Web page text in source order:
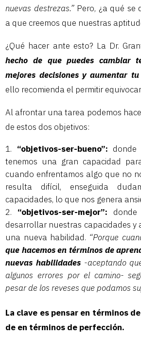
nuevas destrezas.” Pero, ¿a qué se
a que creemos que nuestras
¿Qué hacer ante esto? La Dr.
hecho de que puedes cambiar
mejores decisiones y aumentar
ello recomienda el permitir
Al afrontar una tarea podemos
de estos dos objetivos:
“objetivos-ser-bueno”: donde
tenemos una gran capacidad
cuando enfrentamos algo que no
resulta difícil, enseguida
capacidades, lo que nos genera
“objetivos-ser-mejor”:
desarrollar nuestras capacidades y
una nueva habilidad. “Porque
que hacemos en términos de
nuevas habilidades-aceptando
algunos errores por el camino-
pesar de los reveses que podamos
La clave es pensar en términos
de en términos de perfección.